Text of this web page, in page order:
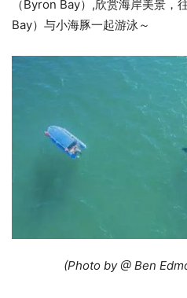
（Byron Bay）,欣赏海岸美景，
Bay）与小海豚一起游泳～
(Photo by @ Ben